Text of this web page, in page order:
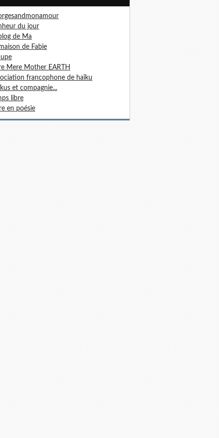
du jour
de Ma
de Fabie
Mere Mother EARTH
francophone de haïku
et compagnie...
libre
en poésie